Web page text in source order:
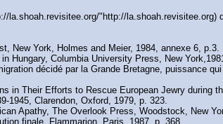
"http://la.shoah.revisitee.org)
New York, Holmes and Meier, 1984, annexe 6, p.3.
Hungary, Columbia University Press, New
décidé par la Grande Bretagne, puissance
in Their Efforts to Rescue European Jewry during
1945, Clarendon, Oxford, 1979, p. 323.
Apathy, The Overlook Press, Woodstock, New
finale, Flammarion, Paris, 1987, p. 368.